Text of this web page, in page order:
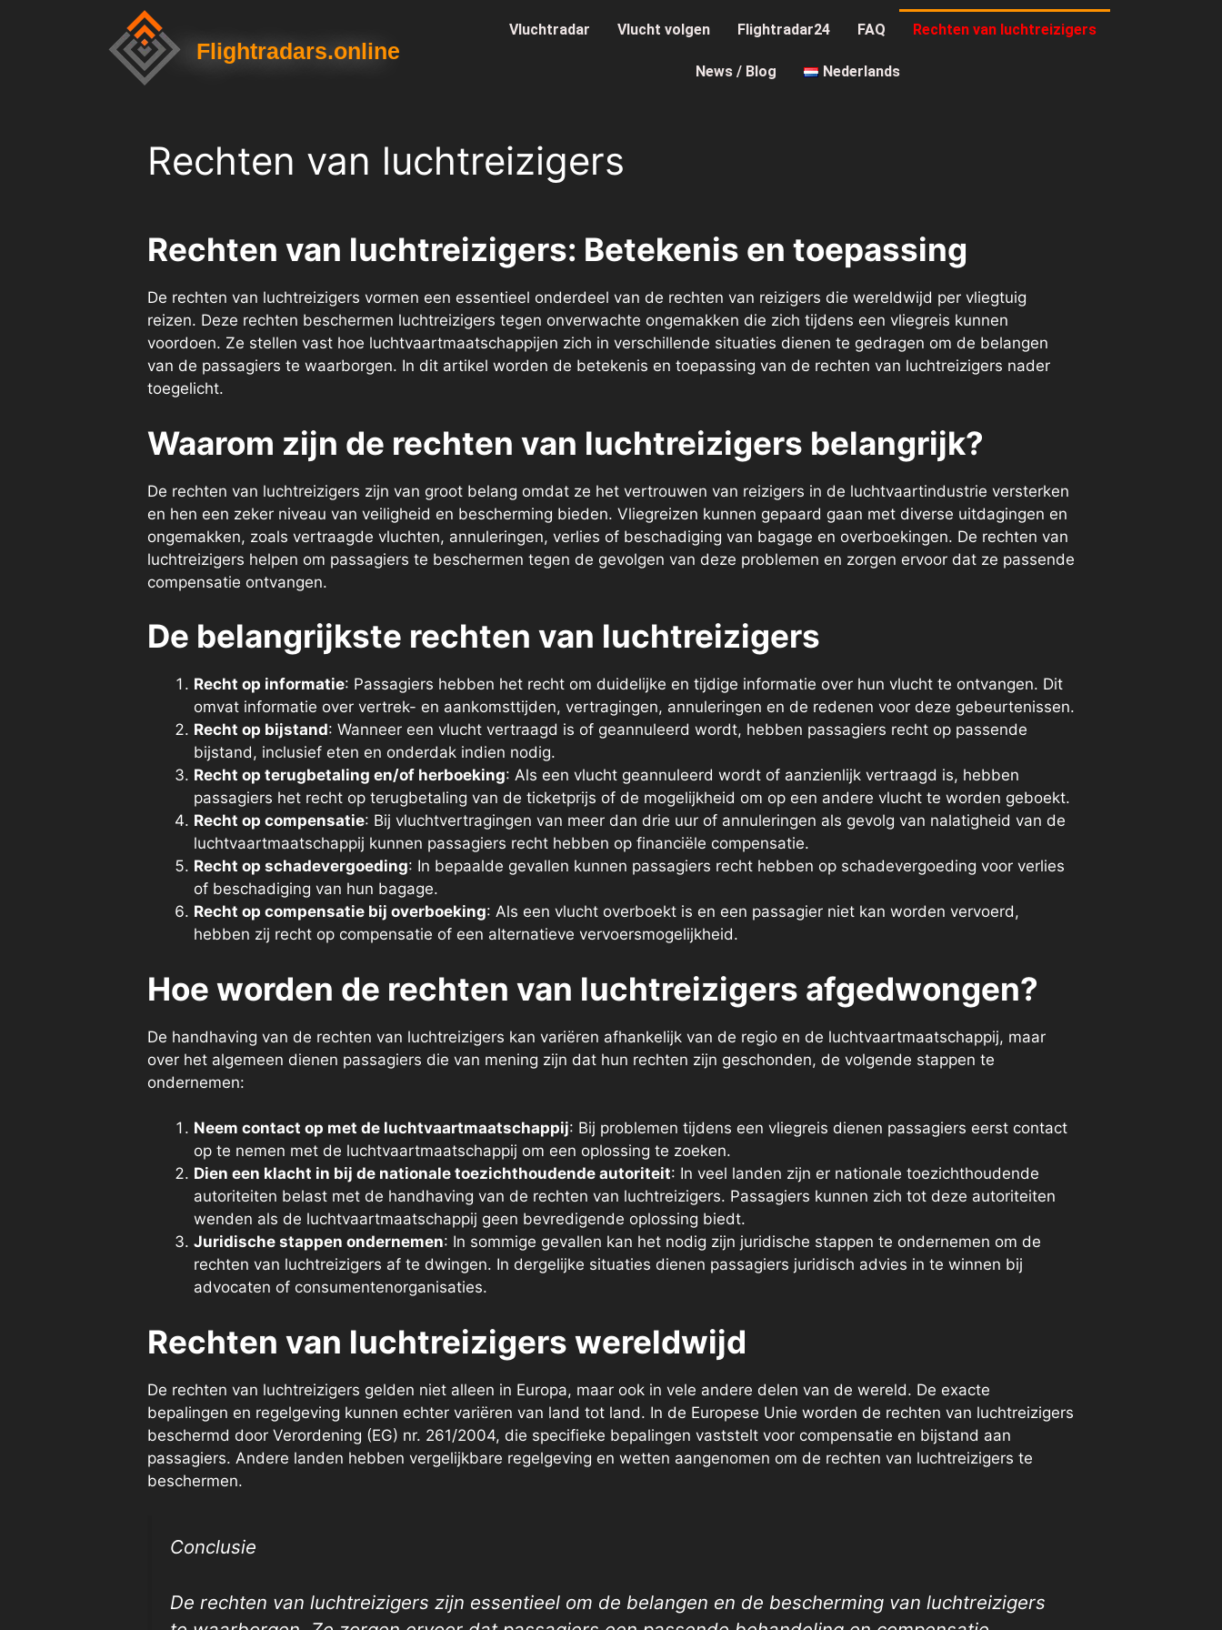
Flightradars.online
Vluchtradar Vlucht volgen Flightradar24 FAQ Rechten van luchtreizigers
News / Blog Nederlands
Rechten van luchtreizigers
Rechten van luchtreizigers: Betekenis en toepassing
De rechten van luchtreizigers vormen een essentieel onderdeel van de rechten van reizigers die wereldwijd per vliegtuig
reizen. Deze rechten beschermen luchtreizigers tegen onverwachte ongemakken die zich tijdens een vliegreis kunnen
voordoen. Ze stellen vast hoe luchtvaartmaatschappijen zich in verschillende situaties dienen te gedragen om de belangen
van de passagiers te waarborgen. In dit artikel worden de betekenis en toepassing van de rechten van luchtreizigers nader
toegelicht.
Waarom zijn de rechten van luchtreizigers belangrijk?
De rechten van luchtreizigers zijn van groot belang omdat ze het vertrouwen van reizigers in de luchtvaartindustrie versterken
en hen een zeker niveau van veiligheid en bescherming bieden. Vliegreizen kunnen gepaard gaan met diverse uitdagingen en
ongemakken, zoals vertraagde vluchten, annuleringen, verlies of beschadiging van bagage en overboekingen. De rechten van
luchtreizigers helpen om passagiers te beschermen tegen de gevolgen van deze problemen en zorgen ervoor dat ze passende
compensatie ontvangen.
De belangrijkste rechten van luchtreizigers
Recht op informatie: Passagiers hebben het recht om duidelijke en tijdige informatie over hun vlucht te ontvangen. Dit
omvat informatie over vertrek- en aankomsttijden, vertragingen, annuleringen en de redenen voor deze gebeurtenissen.
Recht op bijstand: Wanneer een vlucht vertraagd is of geannuleerd wordt, hebben passagiers recht op passende
bijstand, inclusief eten en onderdak indien nodig.
Recht op terugbetaling en/of herboeking: Als een vlucht geannuleerd wordt of aanzienlijk vertraagd is, hebben
passagiers het recht op terugbetaling van de ticketprijs of de mogelijkheid om op een andere vlucht te worden geboekt.
Recht op compensatie: Bij vluchtvertragingen van meer dan drie uur of annuleringen als gevolg van nalatigheid van de
luchtvaartmaatschappij kunnen passagiers recht hebben op financiële compensatie.
Recht op schadevergoeding: In bepaalde gevallen kunnen passagiers recht hebben op schadevergoeding voor verlies
of beschadiging van hun bagage.
Recht op compensatie bij overboeking: Als een vlucht overboekt is en een passagier niet kan worden vervoerd,
hebben zij recht op compensatie of een alternatieve vervoersmogelijkheid.
Hoe worden de rechten van luchtreizigers afgedwongen?
De handhaving van de rechten van luchtreizigers kan variëren afhankelijk van de regio en de luchtvaartmaatschappij, maar
over het algemeen dienen passagiers die van mening zijn dat hun rechten zijn geschonden, de volgende stappen te
ondernemen:
Neem contact op met de luchtvaartmaatschappij: Bij problemen tijdens een vliegreis dienen passagiers eerst contact
op te nemen met de luchtvaartmaatschappij om een oplossing te zoeken.
Dien een klacht in bij de nationale toezichthoudende autoriteit: In veel landen zijn er nationale toezichthoudende
autoriteiten belast met de handhaving van de rechten van luchtreizigers. Passagiers kunnen zich tot deze autoriteiten
wenden als de luchtvaartmaatschappij geen bevredigende oplossing biedt.
Juridische stappen ondernemen: In sommige gevallen kan het nodig zijn juridische stappen te ondernemen om de
rechten van luchtreizigers af te dwingen. In dergelijke situaties dienen passagiers juridisch advies in te winnen bij
advocaten of consumentenorganisaties.
Rechten van luchtreizigers wereldwijd
De rechten van luchtreizigers gelden niet alleen in Europa, maar ook in vele andere delen van de wereld. De exacte
bepalingen en regelgeving kunnen echter variëren van land tot land. In de Europese Unie worden de rechten van luchtreizigers
beschermd door Verordening (EG) nr. 261/2004, die specifieke bepalingen vaststelt voor compensatie en bijstand aan
passagiers. Andere landen hebben vergelijkbare regelgeving en wetten aangenomen om de rechten van luchtreizigers te
beschermen.
Conclusie
De rechten van luchtreizigers zijn essentieel om de belangen en de bescherming van luchtreizigers